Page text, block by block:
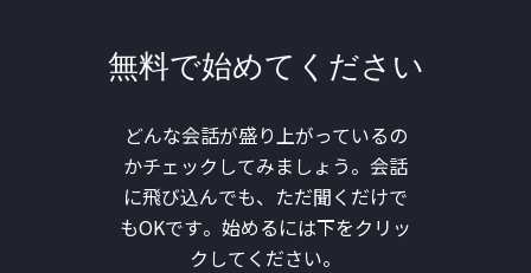
無料で始めてください
どんな会話が盛り上がっているの
かチェックしてみましょう。会話
に飛び込んでも、ただ聞くだけで
もOKです。始めるには下をクリッ
クしてください。